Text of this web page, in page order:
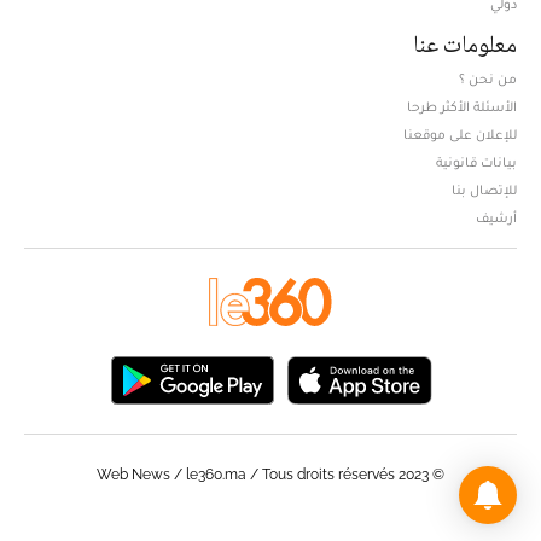
دولي
معلومات عنا
من نحن ؟
الأسئلة الأكثر طرحا
للإعلان على موقعنا
بيانات قانونية
للإتصال بنا
أرشيف
© Web News / le360.ma / Tous droits réservés 2023